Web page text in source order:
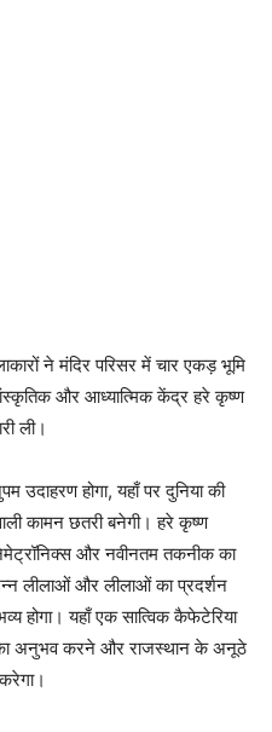
ने मंदिर परिसर में चार एकड़ भूमि
और आध्यात्मिक केंद्र हरे कृष्ण
ली।
होगा, यहाँ पर दुनिया की
कामन छतरी बनेगी। हरे कृष्ण
और नवीनतम तकनीक का
लीलाओं और लीलाओं का प्रदर्शन
होगा। यहाँ एक सात्विक कैफेटेरिया
का अनुभव करने और राजस्थान के अनूठे